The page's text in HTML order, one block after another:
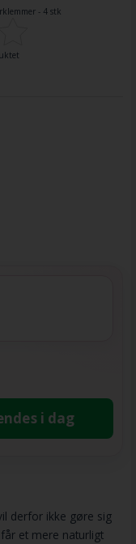
- 4 stk
i dag
derfor ikke gøre sig
et mere naturligt